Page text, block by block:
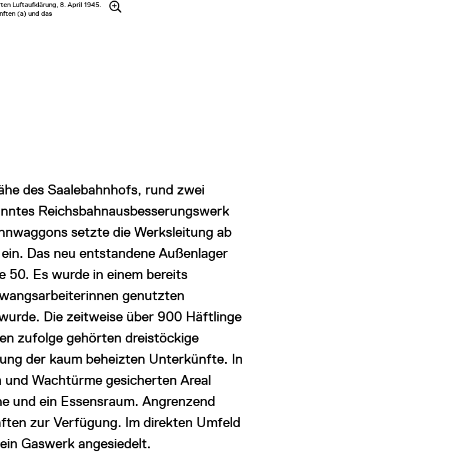
Luftaufklärung, 8. April 1945.
(a) und das
des Saalebahnhofs, rund zwei
Reichsbahnausbesserungswerk
setzte die Werksleitung ab
Das neu entstandene Außenlager
Es wurde in einem bereits
genutzten
Die zeitweise über 900 Häftlinge
zufolge gehörten dreistöckige
der kaum beheizten Unterkünfte. In
Wachtürme gesicherten Areal
und ein Essensraum. Angrenzend
zur Verfügung. Im direkten Umfeld
Gaswerk angesiedelt.